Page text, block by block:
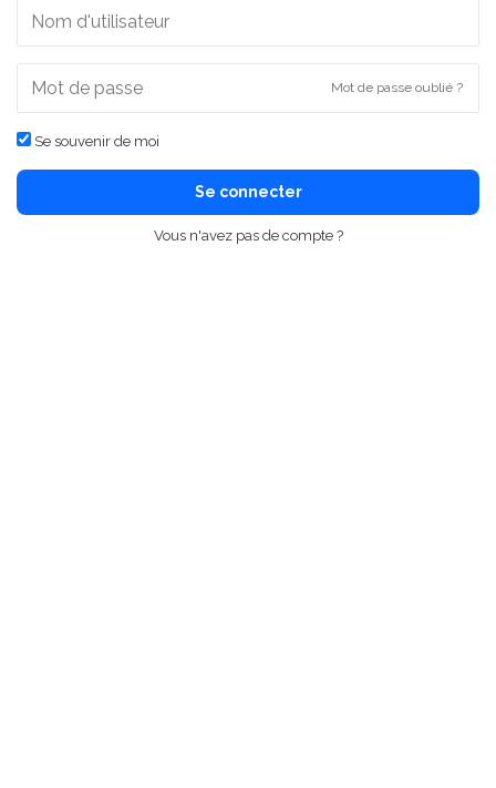
Mot de passe oublié ?
Se souvenir de moi
Se connecter
Vous n'avez pas de compte ?